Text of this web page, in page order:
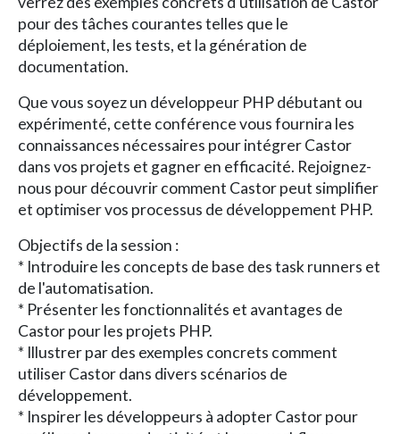
pour des tâches courantes telles que le
déploiement, les tests, et la génération de
documentation.
Que vous soyez un développeur PHP débutant ou
expérimenté, cette conférence vous fournira les
connaissances nécessaires pour intégrer Castor
dans vos projets et gagner en efficacité. Rejoignez-
nous pour découvrir comment Castor peut simplifier
et optimiser vos processus de développement PHP.
Objectifs de la session :
* Introduire les concepts de base des task runners et
de l'automatisation.
* Présenter les fonctionnalités et avantages de
Castor pour les projets PHP.
* Illustrer par des exemples concrets comment
utiliser Castor dans divers scénarios de
développement.
* Inspirer les développeurs à adopter Castor pour